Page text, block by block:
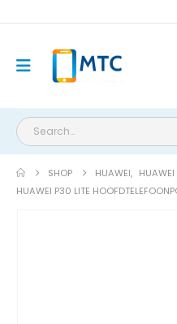
SHOP HUAWEI, HUAWEI
HUAWEI P30 LITE